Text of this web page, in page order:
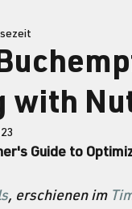
with
Guide to
, erschienen im